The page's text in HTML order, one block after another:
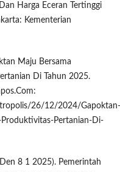
Harga Eceran Tertinggi
Kementerian
Maju Bersama
Di Tahun 2025.
26/12/2024/Gapoktan-
Pertanian-Di-
8 1 2025). Pemerintah